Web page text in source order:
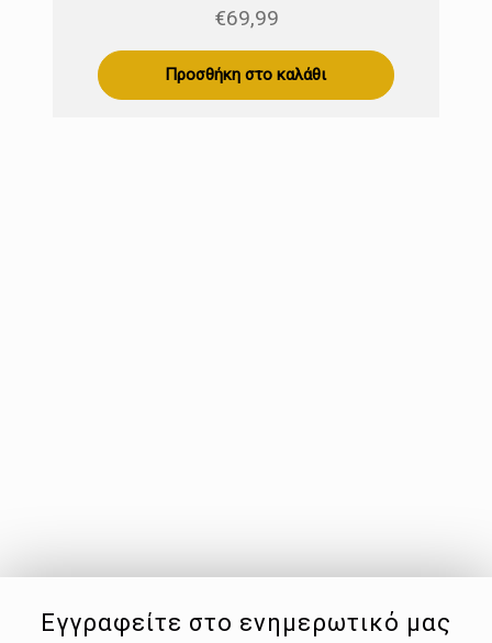
€69,99
Προσθήκη στο καλάθι
Εγγραφείτε στο ενημερωτικό μας